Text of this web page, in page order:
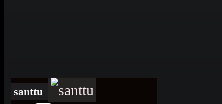
santtu